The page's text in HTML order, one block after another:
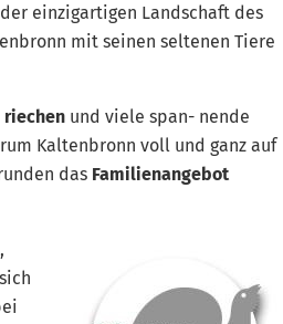
einzigartigen Landschaft des
mit seinen seltenen Tiere
riechen und viele span- nende
Kaltenbronn voll und ganz auf
das Familienangebot